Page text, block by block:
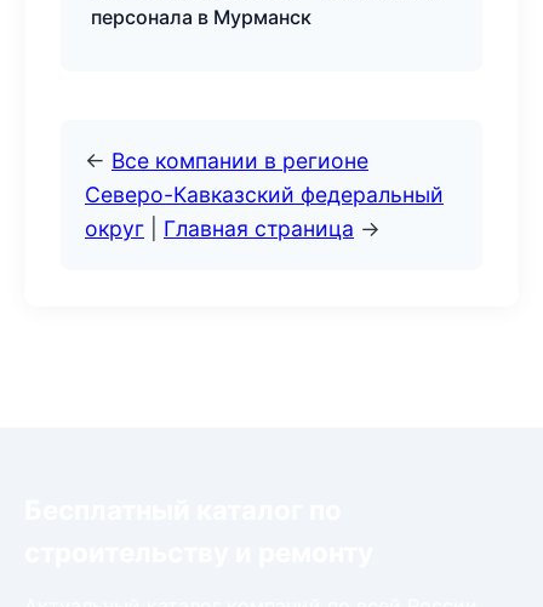
персонала в Мурманск
← Все компании в регионе
Северо-Кавказский федеральный
округ
Главная страница →